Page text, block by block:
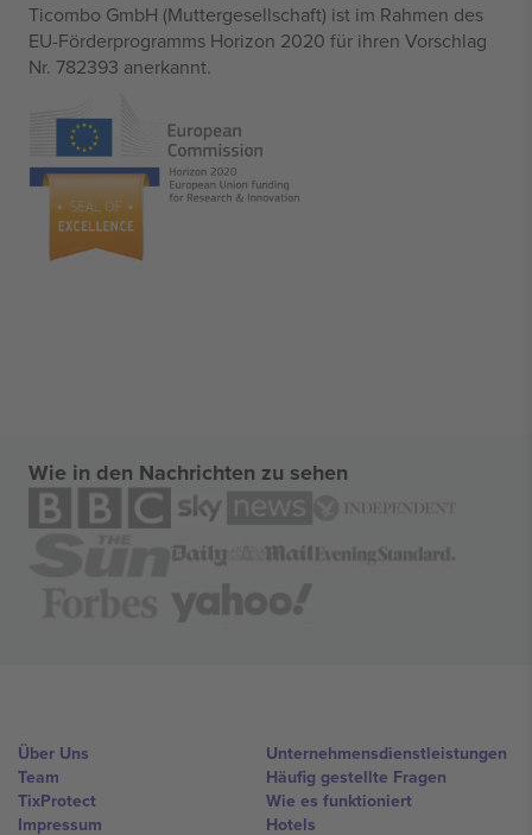
Ticombo GmbH (Muttergesellschaft) ist im Rahmen des
EU-Förderprogramms Horizon 2020 für ihren Vorschlag
Nr. 782393 anerkannt.
Wie in den Nachrichten zu sehen
Über Uns
Team
TixProtect
Impressum
Unternehmensdienstleistungen
Häufig gestellte Fragen
Wie es funktioniert
Hotels